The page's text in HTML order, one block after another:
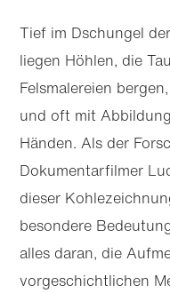
Tief im Dschungel
liegen Höhlen, die
Felsmalereien
und oft mit
Händen. Als der
Dokumentarfilmer
dieser
besondere
alles daran, die
vor­geschicht­lichen